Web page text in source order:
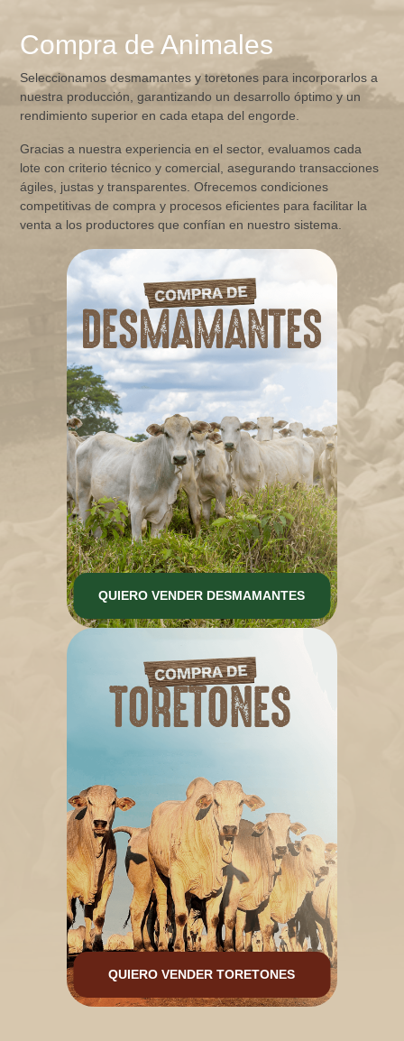
Compra de Animales
Seleccionamos desmamantes y toretones para incorporarlos a
nuestra producción, garantizando un desarrollo óptimo y un
rendimiento superior en cada etapa del engorde.
Gracias a nuestra experiencia en el sector, evaluamos cada
lote con criterio técnico y comercial, asegurando transacciones
ágiles, justas y transparentes. Ofrecemos condiciones
competitivas de compra y procesos eficientes para facilitar la
venta a los productores que confían en nuestro sistema.
QUIERO VENDER DESMAMANTES
QUIERO VENDER TORETONES